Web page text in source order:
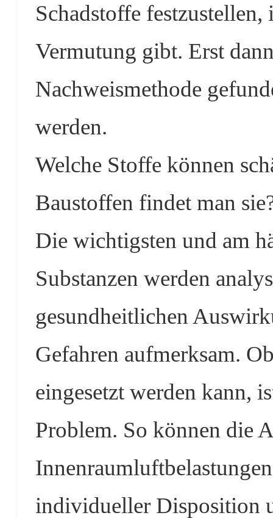
Schadstoffe
Vermutung gibt. Erst
Nachweismethode
werden.
Welche Stoffe können
Baustoffen findet man
Die wichtigsten und am
Substanzen werden
gesundheitlichen
Gefahren aufmerksam.
eingesetzt werden kann,
Problem. So können die
individueller Disposition